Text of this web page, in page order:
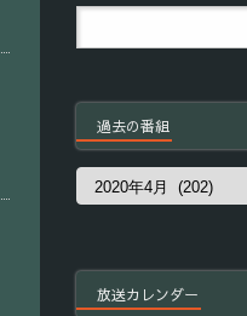
過去の番組
過
放送カレンダー